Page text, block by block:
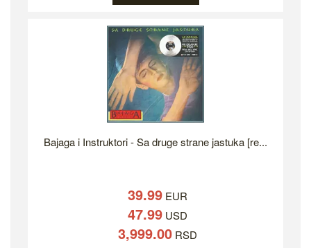
Bajaga i Instruktori - Sa druge strane jastuka [re...
39.99EUR
47.99USD
3,999.00RSD